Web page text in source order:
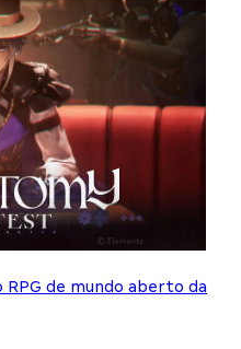
RPG de mundo aberto da